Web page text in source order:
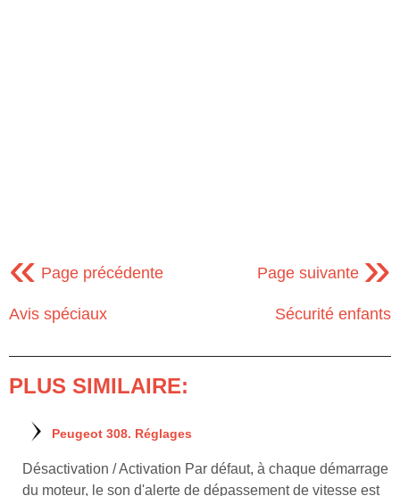
« Page précédente
Avis spéciaux
Page suivante »
Sécurité enfants
PLUS SIMILAIRE:
Peugeot 308. Réglages
Désactivation / Activation Par défaut, à chaque démarrage
du moteur, le son d'alerte de dépassement de vitesse est